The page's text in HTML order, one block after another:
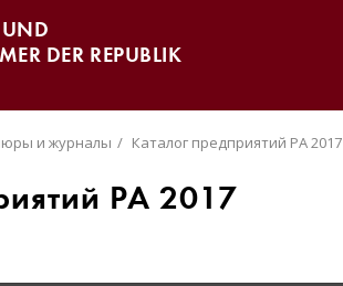
UND
DER REPUBLIK
и журналы Каталог предприятий РА 2017
РА 2017